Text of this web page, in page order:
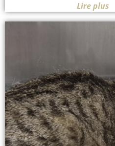
Lire plus